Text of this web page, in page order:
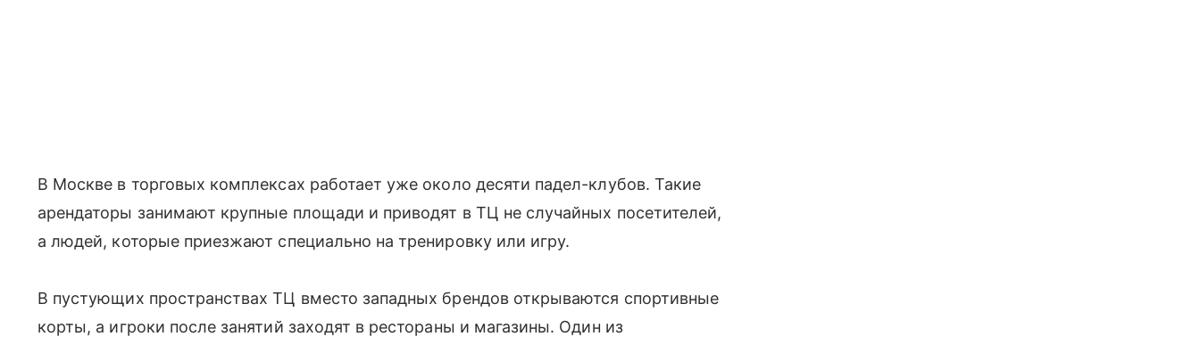
В Москве в торговых комплексах работает уже около десяти падел-клубов. Такие
арендаторы занимают крупные площади и приводят в ТЦ не случайных посетителей,
а людей, которые приезжают специально на тренировку или игру.
В пустующих пространствах ТЦ вместо западных брендов открываются спортивные
корты, а игроки после занятий заходят в рестораны и магазины. Один из